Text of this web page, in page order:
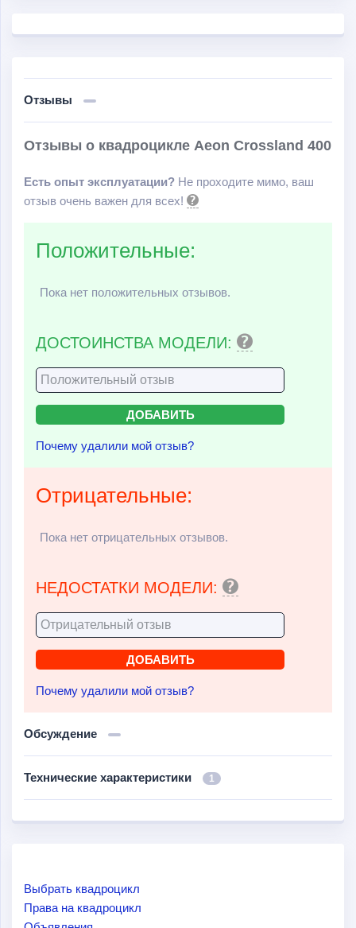
Отзывы
Отзывы о квадроцикле Aeon Crossland 400
Есть опыт эксплуатации? Не проходите мимо, ваш
отзыв очень важен для всех!
Положительные:
Пока нет положительных отзывов.
ДОСТОИНСТВА МОДЕЛИ:
Почему удалили мой отзыв?
Отрицательные:
Пока нет отрицательных отзывов.
НЕДОСТАТКИ МОДЕЛИ:
Почему удалили мой отзыв?
Обсуждение
Технические характеристики 1
Выбрать квадроцикл
Права на квадроцикл